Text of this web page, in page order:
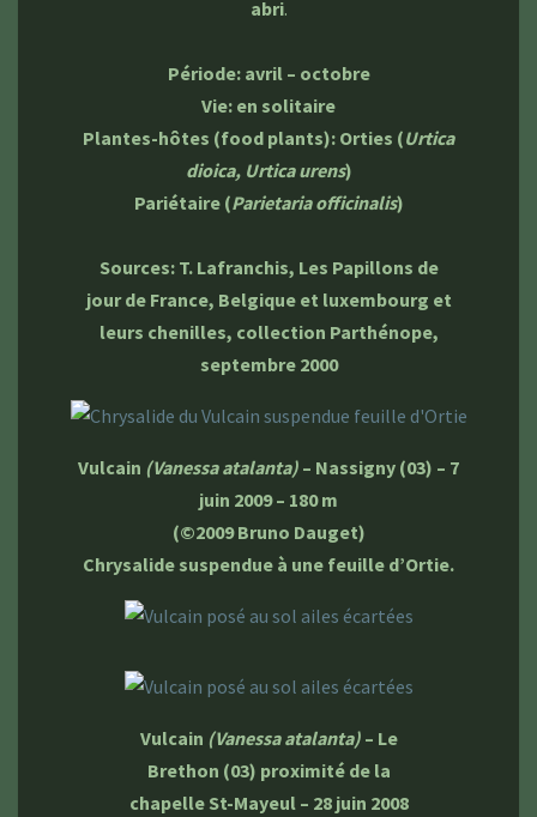
abri.
Période: avril – octobre
Vie: en solitaire
Plantes-hôtes (food plants): Orties (Urtica
dioica, Urtica urens)
Pariétaire (Parietaria officinalis)
Sources: T. Lafranchis, Les Papillons de
jour de France, Belgique et luxembourg et
leurs chenilles, collection Parthénope,
septembre 2000
Vulcain (Vanessa atalanta) – Nassigny (03) – 7
juin 2009 – 180 m
(©2009 Bruno Dauget)
Chrysalide suspendue à une feuille d’Ortie.
Vulcain (Vanessa atalanta)– Le
Brethon (03) proximité de la
chapelle St-Mayeul – 28 juin 2008